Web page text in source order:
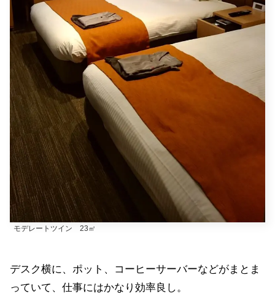
モデレートツイン 23㎡
デスク横に、ポット、コーヒーサーバーなどがまとま
っていて、仕事にはかなり効率良し。